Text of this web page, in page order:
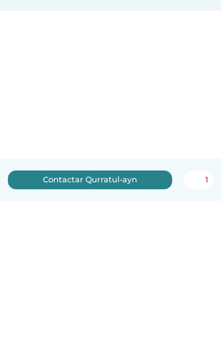
Contactar Qurratul-ayn 1